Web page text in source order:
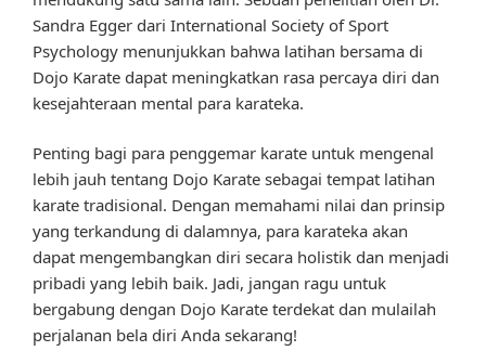
Sandra Egger dari International Society of Sport
Psychology menunjukkan bahwa latihan bersama di
Dojo Karate dapat meningkatkan rasa percaya diri dan
kesejahteraan mental para karateka.
Penting bagi para penggemar karate untuk mengenal
lebih jauh tentang Dojo Karate sebagai tempat latihan
karate tradisional. Dengan memahami nilai dan prinsip
yang terkandung di dalamnya, para karateka akan
dapat mengembangkan diri secara holistik dan menjadi
pribadi yang lebih baik. Jadi, jangan ragu untuk
bergabung dengan Dojo Karate terdekat dan mulailah
perjalanan bela diri Anda sekarang!